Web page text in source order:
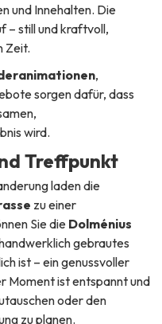
und Innehalten. Die
– still und kraftvoll,
Zeit.
,
sorgen dafür, dass
wird.
Treffpunkt
laden die
zu einer
Sie die Dolménius
gebrautes
ist – ein genussvoller
Moment ist entspannt und
oder den
zu planen.